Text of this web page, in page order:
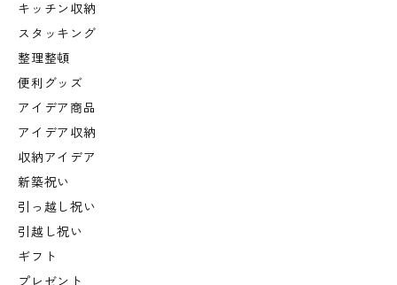
キッチン収納
スタッキング
整理整頓
便利グッズ
アイデア商品
アイデア収納
収納アイデア
新築祝い
引っ越し祝い
引越し祝い
ギフト
プレゼント